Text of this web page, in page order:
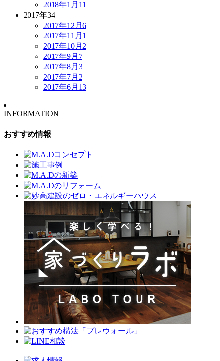
2018年1月 11
2017年34
2017年12月 6
2017年11月 1
2017年10月 2
2017年9月 7
2017年8月 3
2017年7月 2
2017年6月 13
INFORMATION
おすすめ情報